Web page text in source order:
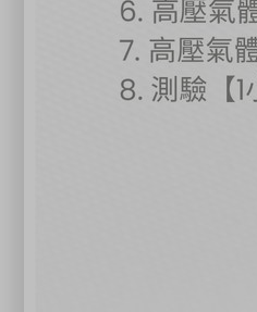
關閉